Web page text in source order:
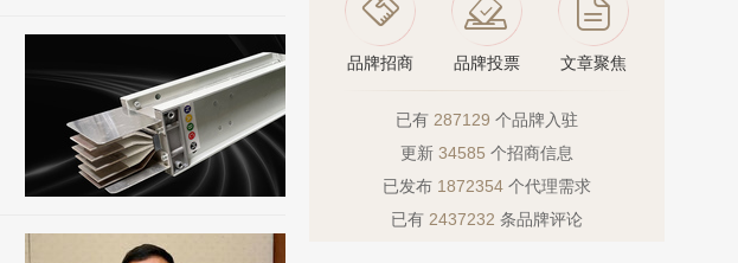
品牌招商 品牌投票 文章聚焦
已有 287129 个品牌入驻
更新 34585 个招商信息
已发布 1872354 个代理需求
已有 2437232 条品牌评论